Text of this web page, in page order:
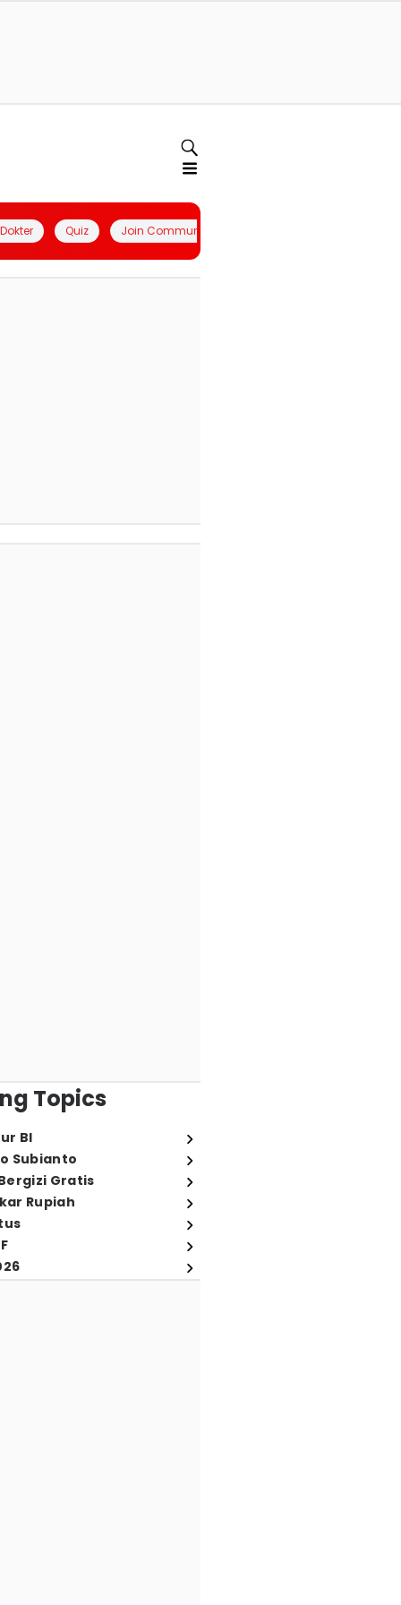
Quiz Join Community
Topics
BI
Subianto
Gratis
Rupiah